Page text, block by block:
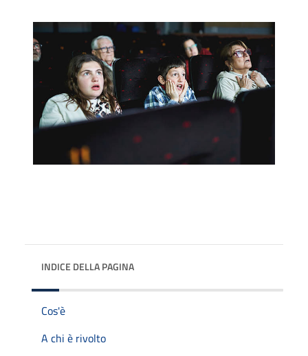
INDICE DELLA PAGINA
Cos'è
A chi è rivolto